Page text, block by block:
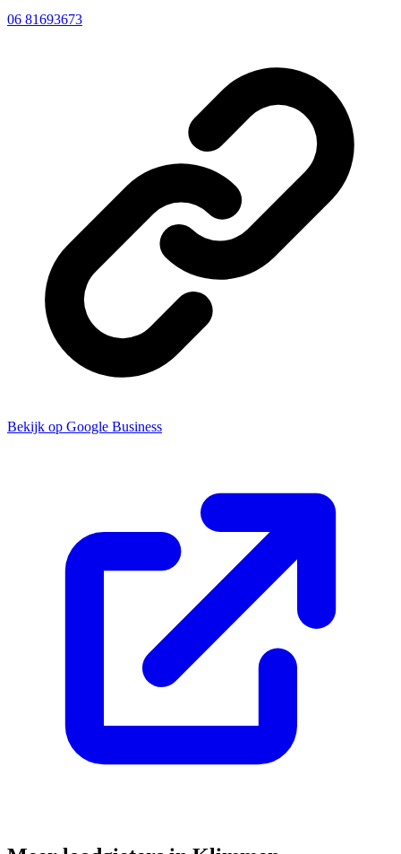
06 81693673
Bekijk op Google Business